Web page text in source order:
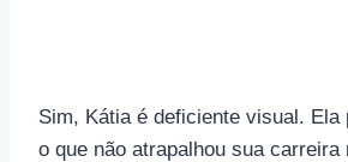
Sim, Kátia é deficiente visual. Ela
o que não atrapalhou sua